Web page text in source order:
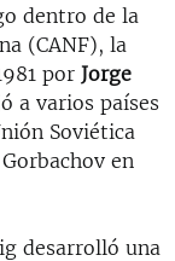
dentro de la
(CANF), la
por Jorge
a varios países
Soviética
en
desarrolló una